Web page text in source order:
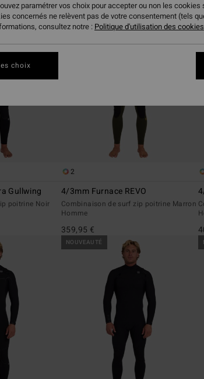
Gullwing
poitrine Noir
2
4/3mm Furnace REVO
Combinaison de surf zip poitrine Marron
Homme
359,95 €
NOUVEAUTÉ
paramétrer vos choix pour accepter ou non les
concernés ne relèvent pas de votre consentement (tels
consultez notre : Politique d'utilisation des cookies
choix